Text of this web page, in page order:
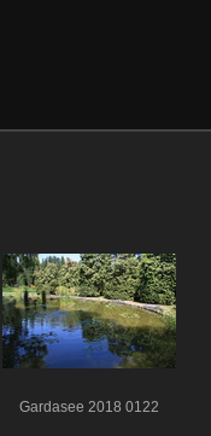
Gardasee 2018 0122